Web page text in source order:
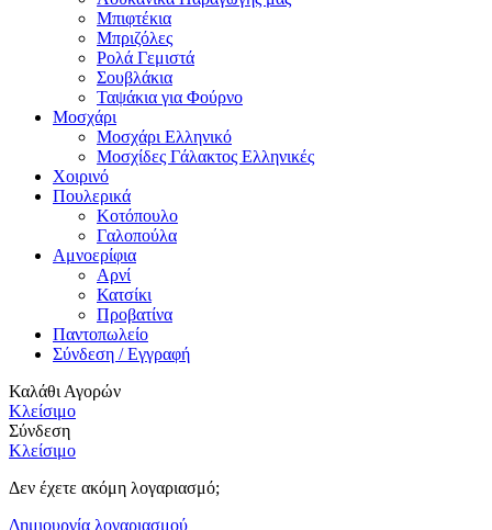
Μπιφτέκια
Μπριζόλες
Ρολά Γεμιστά
Σουβλάκια
Ταψάκια για Φούρνο
Μοσχάρι
Μοσχάρι Ελληνικό
Μοσχίδες Γάλακτος Ελληνικές
Χοιρινό
Πουλερικά
Κοτόπουλο
Γαλοπούλα
Αμνοερίφια
Αρνί
Κατσίκι
Προβατίνα
Παντοπωλείο
Σύνδεση / Εγγραφή
Καλάθι Αγορών
Κλείσιμο
Σύνδεση
Κλείσιμο
Δεν έχετε ακόμη λογαριασμό;
Δημιουργία λογαριασμού